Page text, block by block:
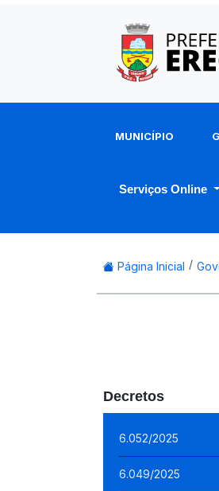
MUNICÍPIO
Serviços Online
Página Inicial
Decretos
6.052/2025
6.049/2025